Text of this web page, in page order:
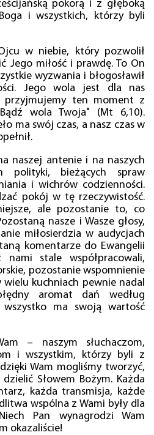
pokorą i z głęboką
i wszystkich, którzy byli
w niebie, który pozwolił
Jego miłość i prawdę. To On
wyzwania i błogosławił
Jego wola jest dla nas
przyjmujemy ten moment z
wola Twoja" (Mt 6,10).
ma swój czas, a nasz czas w
naszej antenie i na naszych
polityki, bieżących spraw
i wichrów codzienności.
pokój w tę rzeczywistość.
ale pozostanie to, co
nasze i Wasze głosy,
miłosierdzia w audycjach
komentarze do Ewangelii
stale współpracowali,
pozostanie wspomnienie
kuchniach pewnie nadal
aromat dań według
wszystko ma swoją wartość
– naszym słuchaczom,
i wszystkim, którzy byli z
Wam mogliśmy tworzyć,
Słowem Bożym. Każda
każda transmisja, każde
wspólna z Wami były dla
Pan wynagrodzi Wam
okazaliście!